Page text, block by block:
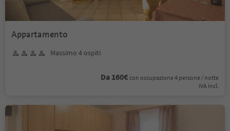
Appartamento
Massimo 4 ospiti
Da 160€ con occupazione 4 persone / notte
IVA incl.